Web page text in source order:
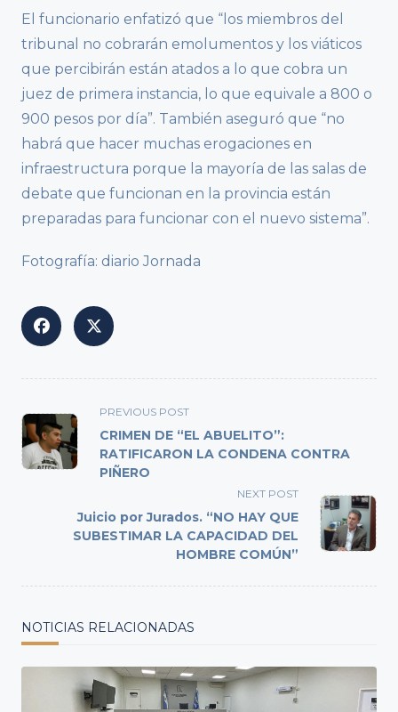
El funcionario enfatizó que “los miembros del
tribunal no cobrarán emolumentos y los viáticos
que percibirán están atados a lo que cobra un
juez de primera instancia, lo que equivale a 800 o
900 pesos por día”. También aseguró que “no
habrá que hacer muchas erogaciones en
infraestructura porque la mayoría de las salas de
debate que funcionan en la provincia están
preparadas para funcionar con el nuevo sistema”.
Fotografía: diario Jornada
<span
class="nav-
subtitle
screen-
text">Page</span>
PREVIOUS POST
CRIMEN DE “EL ABUELITO”:
RATIFICARON LA CONDENA CONTRA
PIÑERO
NEXT POST
Juicio por Jurados. “NO HAY QUE
SUBESTIMAR LA CAPACIDAD DEL
HOMBRE COMÚN”
NOTICIAS RELACIONADAS